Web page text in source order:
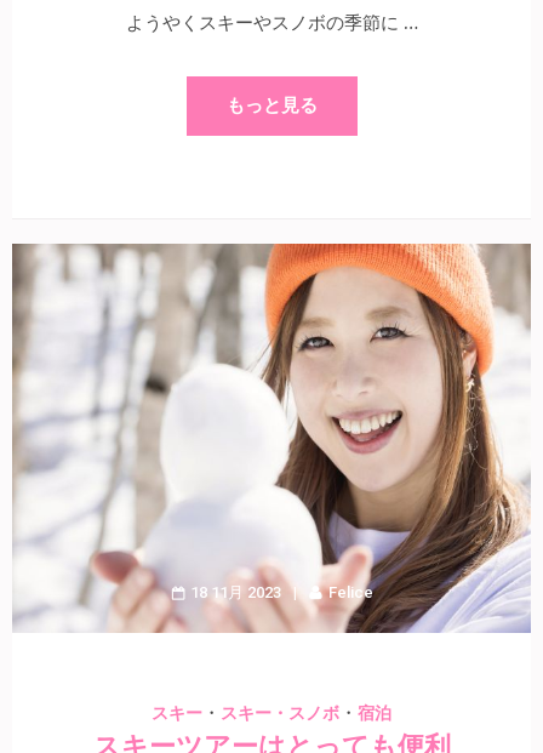
ようやくスキーやスノボの季節に …
もっと見る
18 11月 2023 Felice
スキー ・ スキー・スノボ ・ 宿泊
スキーツアーはとっても便利